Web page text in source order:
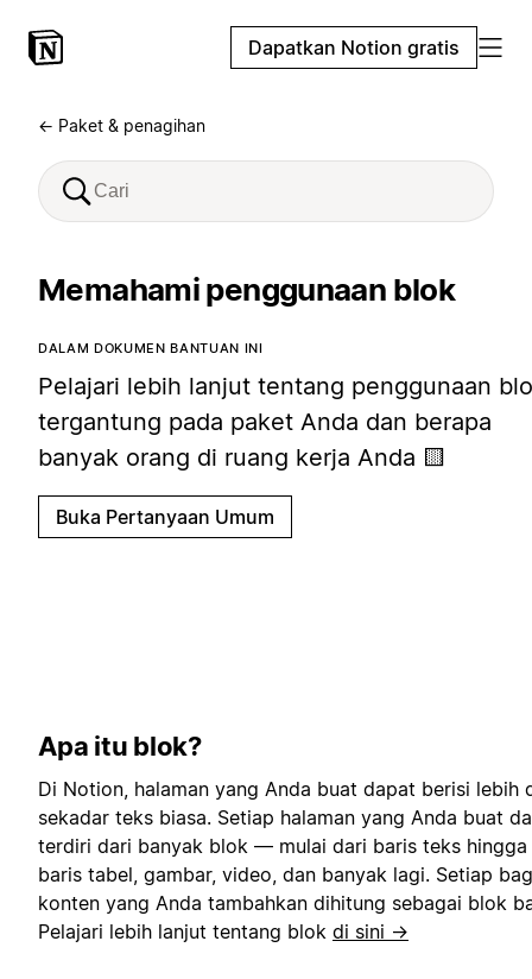
Dapatkan Notion gratis
← Paket & penagihan
Memahami penggunaan blok
DALAM DOKUMEN BANTUAN INI
Pelajari lebih lanjut tentang penggunaan
tergantung pada paket Anda dan berapa
banyak orang di ruang kerja Anda 🟨
Buka Pertanyaan Umum
Apa itu blok?
Di Notion, halaman yang Anda buat dapat berisi lebih
sekadar teks biasa. Setiap halaman yang Anda buat
terdiri dari banyak blok — mulai dari baris teks hingga
baris tabel, gambar, video, dan banyak lagi. Setiap
konten yang Anda tambahkan dihitung sebagai blok
Pelajari lebih lanjut tentang blok di sini →